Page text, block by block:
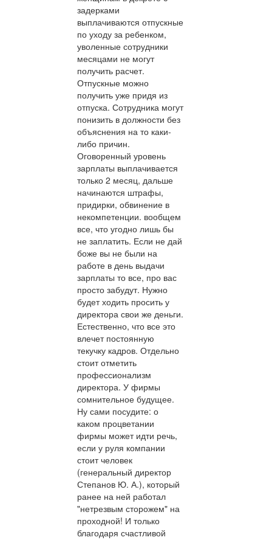
задерками
выплачиваются отпускные
по уходу за ребенком,
уволенные сотрудники
месяцами не могут
получить расчет.
Отпускные можно
получить уже придя из
отпуска. Сотрудника могут
понизить в должности без
объяснения на то каки-
либо причин.
Оговоренный уровень
зарплаты выплачивается
только 2 месяц, дальше
начинаются штрафы,
придирки, обвинение в
некомпетенции. вообщем
все, что угодно лишь бы
не заплатить. Если не дай
боже вы не были на
работе в день выдачи
зарплаты то все, про вас
просто забудут. Нужно
будет ходить просить у
директора свои же деньги.
Естественно, что все это
влечет постоянную
текучку кадров. Отдельно
стоит отметить
профессионализм
директора. У фирмы
сомнительное будущее.
Ну сами посудите: о
каком процветании
фирмы может идти речь,
если у руля компании
стоит человек
(генеральный директор
Степанов Ю. А.), который
ранее на ней работал
"нетрезвым сторожем" на
проходной! И только
благодаря счастливой